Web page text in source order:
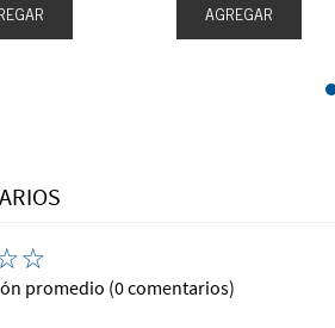
AGREGAR
☆
promedio (0 comentarios)